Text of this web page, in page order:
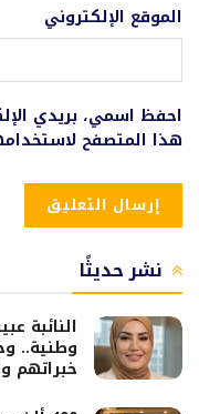
الموقع الإلكتروني
احفظ اسمي، بريدي
هذا المتصفح
نشر حديثًا
النائبة
وطنية..
خبراتهم